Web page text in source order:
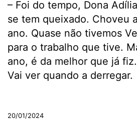
– Foi do tempo, Dona
se tem queixado. Choveu
ano. Quase não tivemos
para o trabalho que tive.
ano, é da melhor que já
Vai ver quando a derregar.
20/01/2024